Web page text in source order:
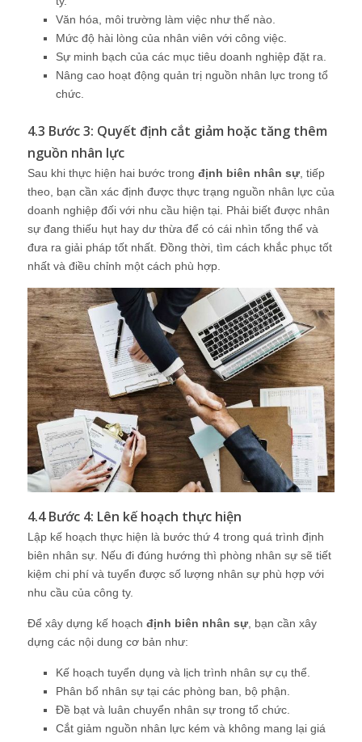
Văn hóa, môi trường làm việc như thế nào.
Mức độ hài lòng của nhân viên với công việc.
Sự minh bạch của các mục tiêu doanh nghiệp đặt ra.
Nâng cao hoạt động quản trị nguồn nhân lực trong tổ
chức.
4.3 Bước 3: Quyết định cắt giảm hoặc tăng thêm
nguồn nhân lực
Sau khi thực hiện hai bước trong định biên nhân sự, tiếp
theo, bạn cần xác định được thực trạng nguồn nhân lực của
doanh nghiệp đối với nhu cầu hiện tại. Phải biết được nhân
sự đang thiếu hụt hay dư thừa để có cái nhìn tổng thể và
đưa ra giải pháp tốt nhất. Đồng thời, tìm cách khắc phục tốt
nhất và điều chỉnh một cách phù hợp.
4.4 Bước 4: Lên kế hoạch thực hiện
Lập kế hoạch thực hiện là bước thứ 4 trong quá trình định
biên nhân sự. Nếu đi đúng hướng thì phòng nhân sự sẽ tiết
kiệm chi phí và tuyển được số lượng nhân sự phù hợp với
nhu cầu của công ty.
Để xây dựng kế hoạch định biên nhân sự, bạn cần xây
dựng các nội dung cơ bản như:
Kế hoạch tuyển dụng và lịch trình nhân sự cụ thể.
Phân bổ nhân sự tại các phòng ban, bộ phận.
Đề bạt và luân chuyển nhân sự trong tổ chức.
Cắt giảm nguồn nhân lực kém và không mang lại giá